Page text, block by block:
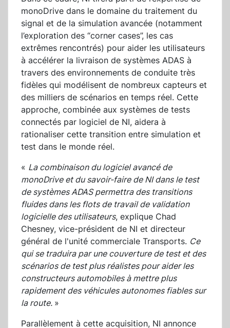
monoDrive dans le domaine du traitement du
signal et de la simulation avancée (notamment
l’exploration des “corner cases”, les cas
extrêmes rencontrés) pour aider les utilisateurs
à accélérer la livraison de systèmes ADAS à
travers des environnements de conduite très
fidèles qui modélisent de nombreux capteurs et
des milliers de scénarios en temps réel. Cette
approche, combinée aux systèmes de tests
connectés par logiciel de NI, aidera à
rationaliser cette transition entre simulation et
test dans le monde réel.
« La combinaison du logiciel avancé de
monoDrive et du savoir-faire de NI dans le test
de systèmes ADAS permettra des transitions
fluides dans les flots de travail de validation
logicielle des utilisateurs, explique Chad
Chesney, vice-président de NI et directeur
général de l'unité commerciale Transports. Ce
qui se traduira par une couverture de test et des
scénarios de test plus réalistes pour aider les
constructeurs automobiles à mettre plus
rapidement des véhicules autonomes fiables sur
la route. »
Parallèlement à cette acquisition, NI annonce